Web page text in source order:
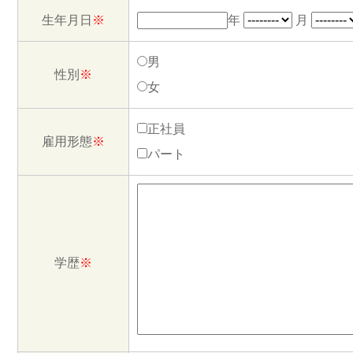
生年月日 ※ 年 月
性別 ※
男
女
雇用形態※
正社員
パート
学歴※